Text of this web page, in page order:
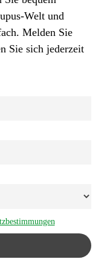
Welt und
Melden Sie
Sie sich jederzeit